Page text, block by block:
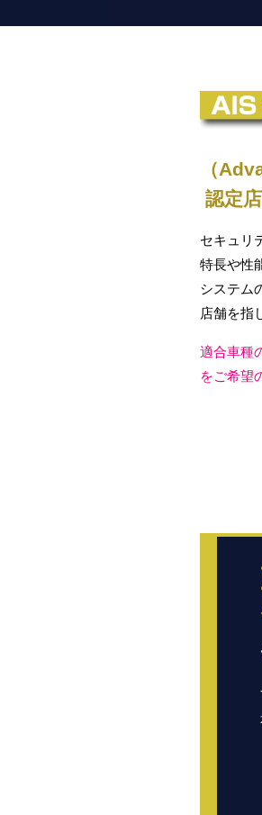
（
認定
セキュリ
特長や性
システム
店舗を指
適合車種
をご希望